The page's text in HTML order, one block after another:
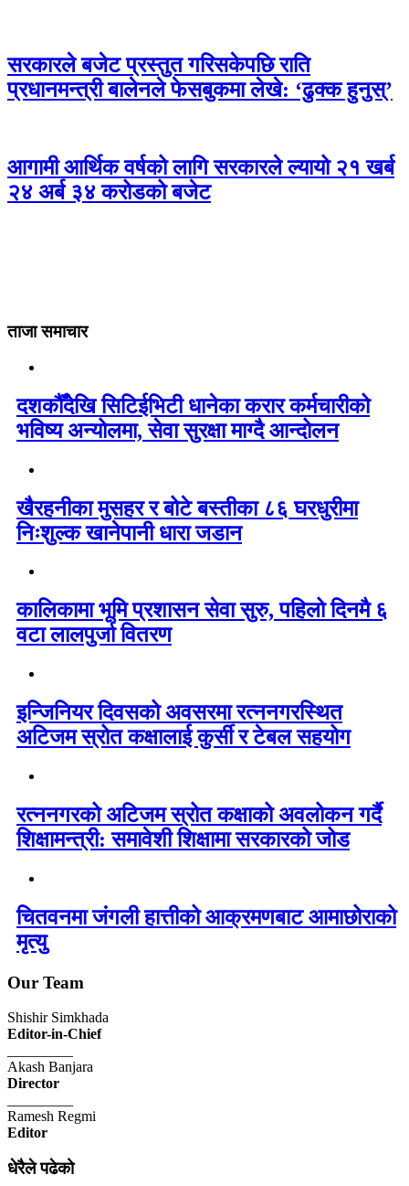
सरकारले बजेट प्रस्तुत गरिसकेपछि राति
प्रधानमन्त्री बालेनले फेसबुकमा लेखे: ‘ढुक्क हुनुस्’
आगामी आर्थिक वर्षको लागि सरकारले ल्यायो २१ खर्ब
२४ अर्ब ३४ करोडको बजेट
ताजा समाचार
दशकौँदेखि सिटिईभिटी धानेका करार कर्मचारीको
भविष्य अन्योलमा, सेवा सुरक्षा माग्दै आन्दोलन
खैरहनीका मुसहर र बोटे बस्तीका ८६ घरधुरीमा
निःशुल्क खानेपानी धारा जडान
कालिकामा भूमि प्रशासन सेवा सुरु, पहिलो दिनमै ६
वटा लालपुर्जा वितरण
इन्जिनियर दिवसको अवसरमा रत्ननगरस्थित
अटिजम स्रोत कक्षालाई कुर्सी र टेबल सहयोग
रत्ननगरको अटिजम स्रोत कक्षाको अवलोकन गर्दै
शिक्षामन्त्री: समावेशी शिक्षामा सरकारको जोड
चितवनमा जंगली हात्तीको आक्रमणबाट आमाछोराको
मृत्यु
Our Team
Shishir Simkhada
Editor-in-Chief
Akash Banjara
Director
Ramesh Regmi
Editor
धेरैले पढेको